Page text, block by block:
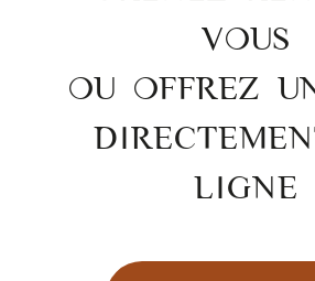
VOUS
OU OFFREZ
LIGNE